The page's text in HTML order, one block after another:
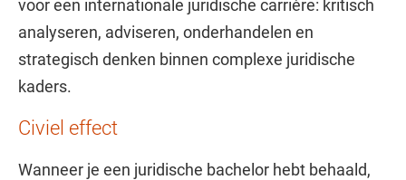
voor een internationale juridische carrière: kritisch
analyseren, adviseren, onderhandelen en
strategisch denken binnen complexe juridische
kaders.
Civiel effect
Wanneer je een juridische bachelor hebt behaald,